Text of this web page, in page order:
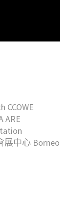
ARE
展中心 Borneo